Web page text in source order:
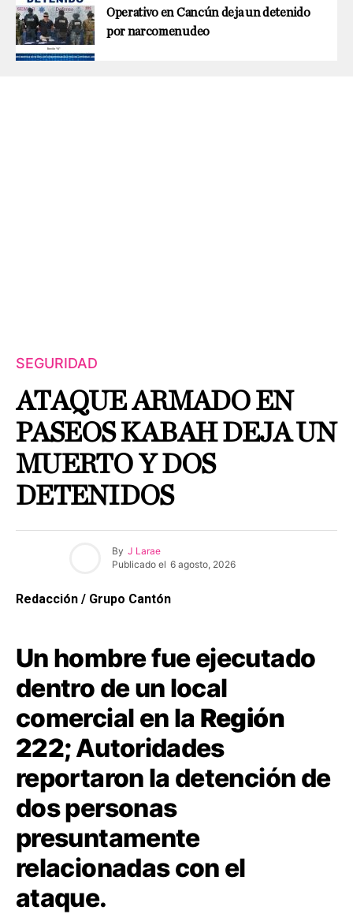
Operativo en Cancún deja un detenido
por narcomenudeo
SEGURIDAD
ATAQUE ARMADO EN
PASEOS KABAH DEJA UN
MUERTO Y DOS
DETENIDOS
By J Larae
Publicado el 6 agosto, 2026
Redacción / Grupo Cantón
Un hombre fue ejecutado
dentro de un local
comercial en la Región
222;Autoridades
reportaron la detención de
dos personas
presuntamente
relacionadas con el
ataque.